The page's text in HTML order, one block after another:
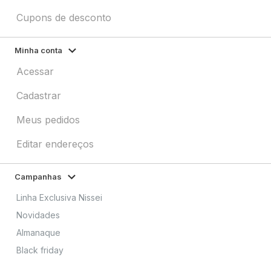
Cupons de desconto
Minha conta
Acessar
Cadastrar
Meus pedidos
Editar endereços
Campanhas
Linha Exclusiva Nissei
Novidades
Almanaque
Black friday